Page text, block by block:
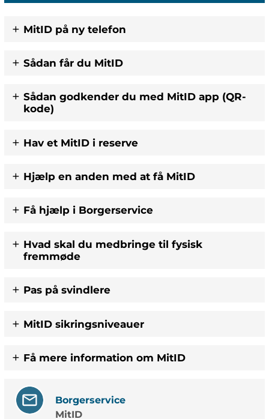
MitID på ny telefon
Sådan får du MitID
Sådan godkender du med MitID app (QR-
kode)
Hav et MitID i reserve
Hjælp en anden med at få MitID
Få hjælp i Borgerservice
Hvad skal du medbringe til fysisk
fremmøde
Pas på svindlere
MitID sikringsniveauer
Få mere information om MitID
Borgerservice
MitID